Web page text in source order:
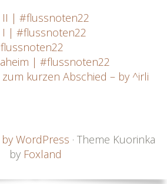
II | #flussnoten22
I | #flussnoten22
| #flussnoten22
zum kurzen Abschied – by ^irli
WordPress · Theme Kuorinka
by Foxland